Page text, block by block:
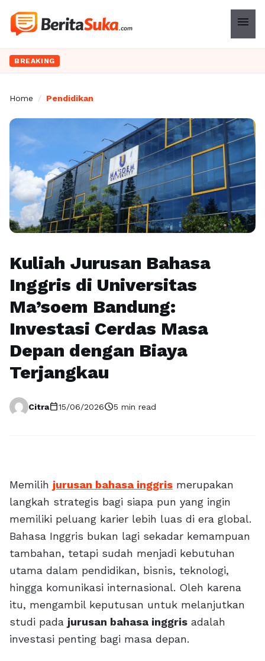
menu
BREAKING
Home / Pendidikan
Kuliah Jurusan Bahasa
Inggris di Universitas
Ma’soem Bandung:
Investasi Cerdas Masa
Depan dengan Biaya
Terjangkau
Citracalendar_today15/06/2026schedule5 min read
Memilih jurusan bahasa inggris merupakan
langkah strategis bagi siapa pun yang ingin
memiliki peluang karier lebih luas di era global.
Bahasa Inggris bukan lagi sekadar kemampuan
tambahan, tetapi sudah menjadi kebutuhan
utama dalam pendidikan, bisnis, teknologi,
hingga komunikasi internasional. Oleh karena
itu, mengambil keputusan untuk melanjutkan
studi pada jurusan bahasa inggris adalah
investasi penting bagi masa depan.